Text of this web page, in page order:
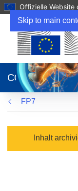
Skip to main
Offizielle Website
neuem
Fenster)
CORDIS
FP7
Inhalt